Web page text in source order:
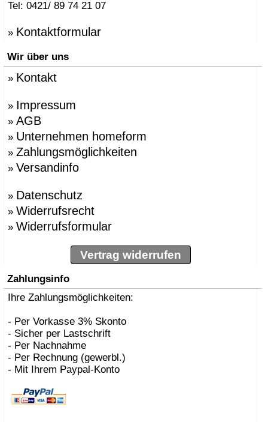
Tel: 0421/ 89 74 21 07
» Kontaktformular
Wir über uns
» Kontakt
» Impressum
» AGB
» Unternehmen homeform
» Zahlungsmöglichkeiten
» Versandinfo
» Datenschutz
» Widerrufsrecht
» Widerrufsformular
Vertrag widerrufen
Zahlungsinfo
Ihre Zahlungsmöglichkeiten:
- Per Vorkasse 3% Skonto
- Sicher per Lastschrift
- Per Nachnahme
- Per Rechnung (gewerbl.)
- Mit Ihrem Paypal-Konto